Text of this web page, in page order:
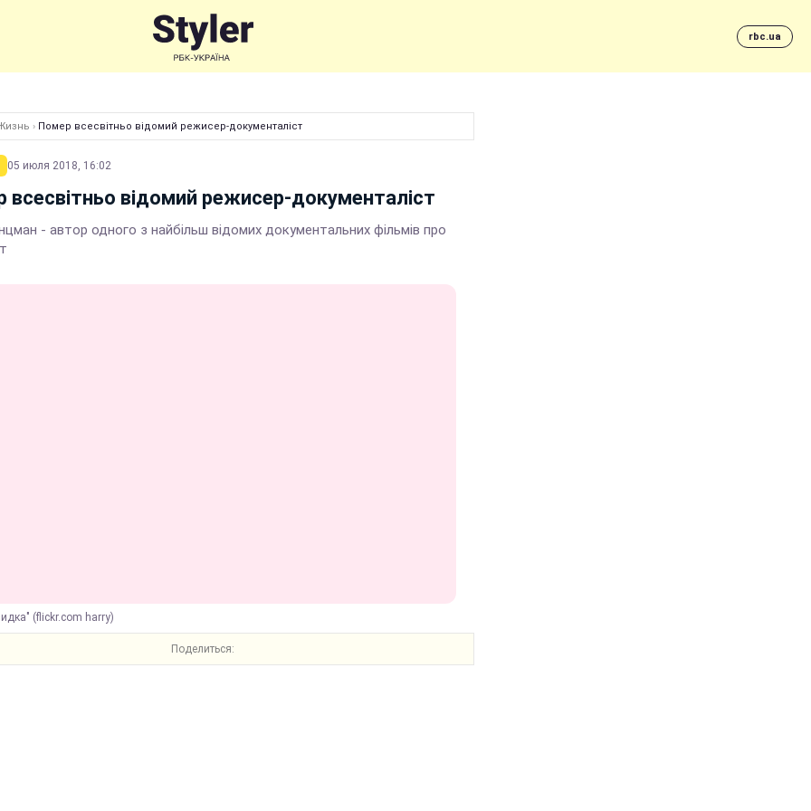
rbc.ua
› Помер всесвітньо відомий режисер-документаліст
05 июля 2018, 16:02
всесвітньо відомий режисер-документаліст
- автор одного з найбільш відомих документальних фільмів про
(flickr.com harry)
Поделиться: